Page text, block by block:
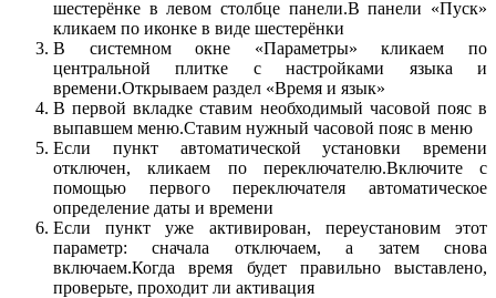
шестерёнке в левом столбце панели.В панели «Пуск»
кликаем по иконке в виде шестерёнки
В системном окне «Параметры» кликаем по
центральной плитке с настройками языка и
времени.Открываем раздел «Время и язык»
В первой вкладке ставим необходимый часовой пояс в
выпавшем меню.Ставим нужный часовой пояс в меню
Если пункт автоматической установки времени
отключен, кликаем по переключателю.Включите с
помощью первого переключателя автоматическое
определение даты и времени
Если пункт уже активирован, переустановим этот
параметр: сначала отключаем, а затем снова
включаем.Когда время будет правильно выставлено,
проверьте, проходит ли активация